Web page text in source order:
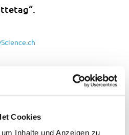
Cookies
Inhalte und Anzeigen zu
automatisch aus unserem
auf die aktuelle
freuen uns, wenn uns
gemeldet werden: